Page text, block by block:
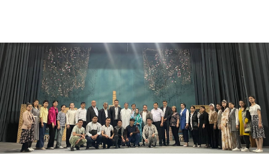
05.31.2024 3604
Tabiiy fanlar fakultetida "Ota-onalar forumi" bo'lib o'tdi